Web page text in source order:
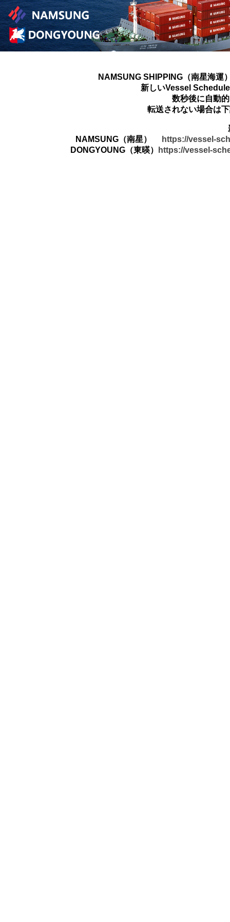
NAMSUNG SHIPPING（南星海運
新しいVessel
数秒後に自動
転送されない場合は
NAMSUNG（南星）
https://vessel-
DONGYOUNG（東暎）
https://vessel-